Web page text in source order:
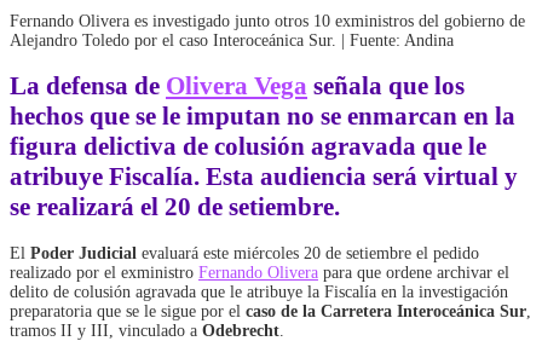
Fernando Olivera es investigado junto otros 10 exministros del gobierno de
Alejandro Toledo por el caso Interoceánica Sur. | Fuente: Andina
La defensa de Olivera Vega señala que los
hechos que se le imputan no se enmarcan en la
figura delictiva de colusión agravada que le
atribuye Fiscalía. Esta audiencia será virtual y
se realizará el 20 de setiembre.
El Poder Judicial evaluará este miércoles 20 de setiembre el pedido
realizado por el exministro Fernando Olivera para que ordene archivar el
delito de colusión agravada que le atribuye la Fiscalía en la investigación
preparatoria que se le sigue por el caso de la Carretera Interoceánica Sur
tramos II y III, vinculado a Odebrecht